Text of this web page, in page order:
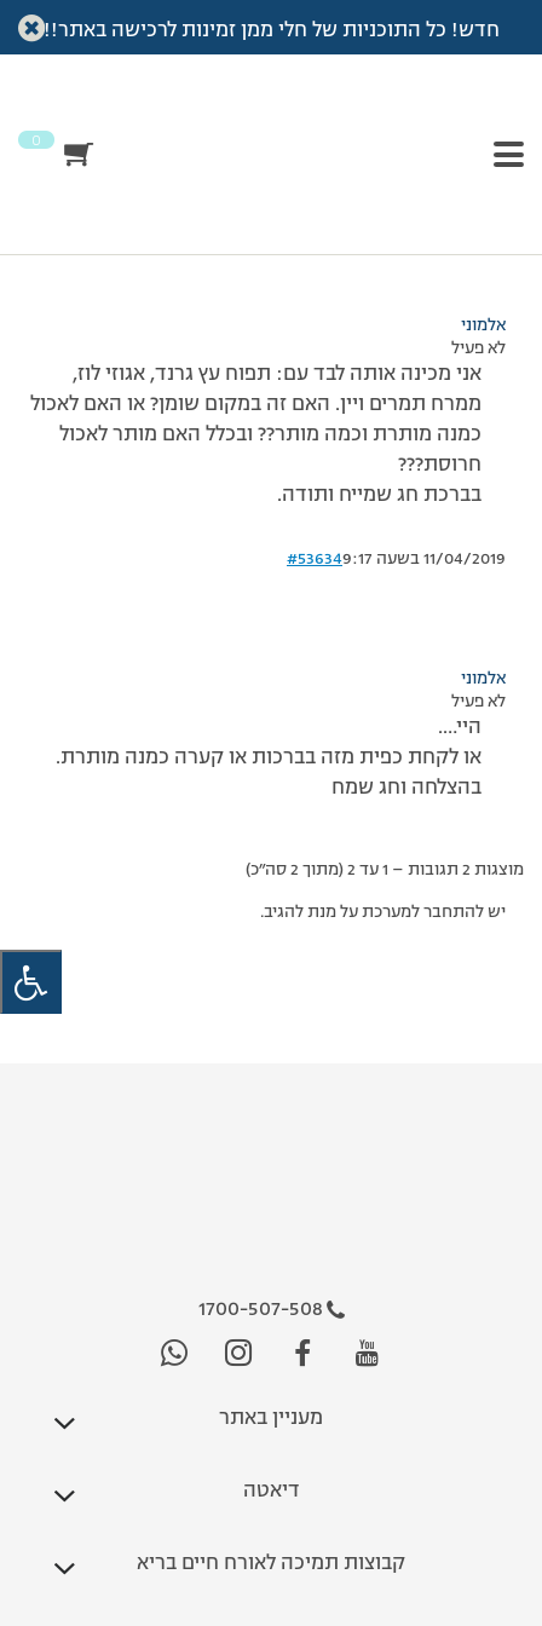
חדש! כל התוכניות של חלי ממן זמינות לרכישה באתר!!
0
עמוד הבית >דיונים>פורום >ערב טוב!!רציתי לשאול כמה מותר לאכול
חרוסת??
אלמוני
לא פעיל
אני מכינה אותה לבד עם: תפוח עץ גרנד, אגוזי לוז,
ממרח תמרים ויין. האם זה במקום שומן? או האם לאכול
כמנה מותרת וכמה מותר?? ובכלל האם מותר לאכול
חרוסת???
בברכת חג שמייח ותודה.
11/04/2019 בשעה 9:17 #53634
אלמוני
לא פעיל
היי….
או לקחת כפית מזה בברכות או קערה כמנה מותרת.
בהצלחה וחג שמח
מוצגות 2 תגובות – 1 עד 2 (מתוך 2 סה״כ)
יש להתחבר למערכת על מנת להגיב.
1700-507-508
מעניין באתר
דיאטה
קבוצות תמיכה לאורח חיים בריא